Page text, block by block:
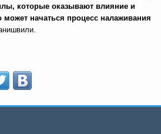
которые оказывают влияние и
начаться процесс налаживания